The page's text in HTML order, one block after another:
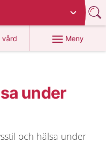
vård
Meny
under
och hälsa under